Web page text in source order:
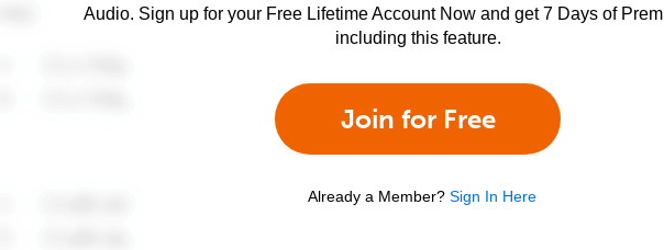
Audio. Sign up for your Free Lifetime Account Now and get 7 Days of
including this feature.
Join for Free
Already a Member? Sign In Here